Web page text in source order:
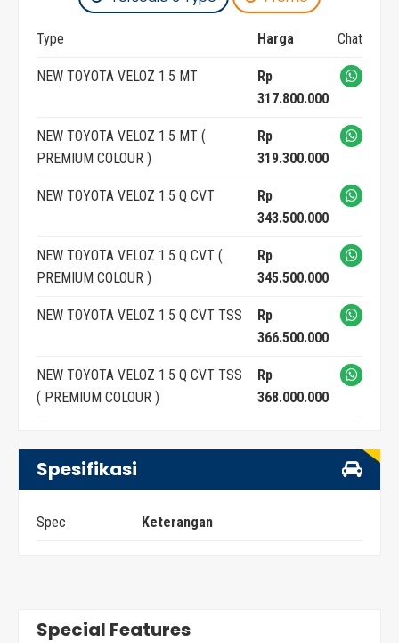
Type Harga Chat
NEW TOYOTA VELOZ 1.5 MT
Rp
317.800.000
NEW TOYOTA VELOZ 1.5 MT (
PREMIUM COLOUR )
Rp
319.300.000
NEW TOYOTA VELOZ 1.5 Q CVT
Rp
343.500.000
NEW TOYOTA VELOZ 1.5 Q CVT (
PREMIUM COLOUR )
Rp
345.500.000
NEW TOYOTA VELOZ 1.5 Q CVT TSS
Rp
366.500.000
NEW TOYOTA VELOZ 1.5 Q CVT TSS
( PREMIUM COLOUR )
Rp
368.000.000
Spesifikasi
Spec Keterangan
Special Features